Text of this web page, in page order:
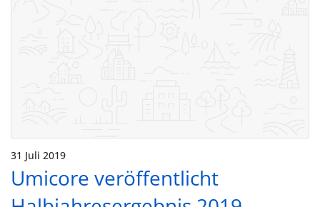
31 Juli 2019
Umicore veröffentlicht